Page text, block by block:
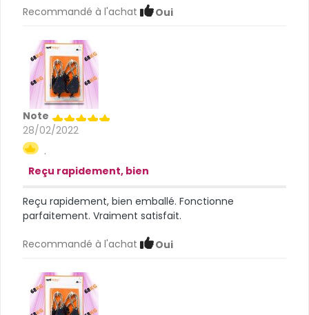
Recommandé à l'achat Oui
Note
28/02/2022
.
Reçu rapidement, bien
Reçu rapidement, bien emballé. Fonctionne
parfaitement. Vraiment satisfait.
Recommandé à l'achat Oui